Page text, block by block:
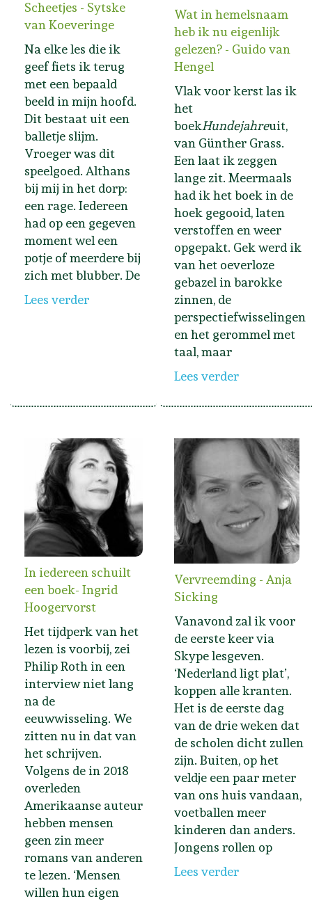
Scheetjes - Sytske
van Koeveringe
Na elke les die ik
geef fiets ik terug
met een bepaald
beeld in mijn hoofd.
Dit bestaat uit een
balletje slijm.
Vroeger was dit
speelgoed. Althans
bij mij in het dorp:
een rage. Iedereen
had op een gegeven
moment wel een
potje of meerdere bij
zich met blubber. De
Lees verder
Wat in hemelsnaam
heb ik nu eigenlijk
gelezen? - Guido van
Hengel
Vlak voor kerst las ik
het
boekHundejahreuit,
van Günther Grass.
Een laat ik zeggen
lange zit. Meermaals
had ik het boek in de
hoek gegooid, laten
verstoffen en weer
opgepakt. Gek werd ik
van het oeverloze
gebazel in barokke
zinnen, de
perspectiefwisselingen
en het gerommel met
taal, maar
Lees verder
In iedereen schuilt
een boek- Ingrid
Hoogervorst
Het tijdperk van het
lezen is voorbij, zei
Philip Roth in een
interview niet lang
na de
eeuwwisseling. We
zitten nu in dat van
het schrijven.
Volgens de in 2018
overleden
Amerikaanse auteur
hebben mensen
geen zin meer
romans van anderen
te lezen. ‘Mensen
willen hun eigen
Vervreemding - Anja
Sicking
Vanavond zal ik voor
de eerste keer via
Skype lesgeven.
‘Nederland ligt plat’,
koppen alle kranten.
Het is de eerste dag
van de drie weken dat
de scholen dicht zullen
zijn. Buiten, op het
veldje een paar meter
van ons huis vandaan,
voetballen meer
kinderen dan anders.
Jongens rollen op
Lees verder